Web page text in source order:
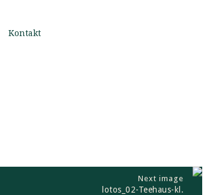
Kontakt
Next image
lotos_02-Teehaus-kl.